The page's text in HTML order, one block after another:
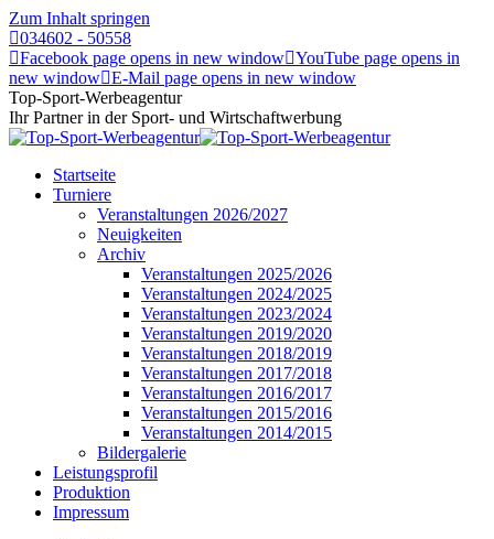
Zum Inhalt springen
034602 - 50558
Facebook page opens in new window YouTube page opens in
new window E-Mail page opens in new window
Top-Sport-Werbeagentur
Ihr Partner in der Sport- und Wirtschaftwerbung
Startseite
Turniere
Veranstaltungen 2026/2027
Neuigkeiten
Archiv
Veranstaltungen 2025/2026
Veranstaltungen 2024/2025
Veranstaltungen 2023/2024
Veranstaltungen 2019/2020
Veranstaltungen 2018/2019
Veranstaltungen 2017/2018
Veranstaltungen 2016/2017
Veranstaltungen 2015/2016
Veranstaltungen 2014/2015
Bildergalerie
Leistungsprofil
Produktion
Impressum